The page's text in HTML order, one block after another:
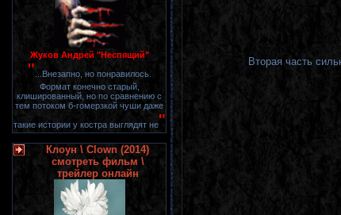
Жуков Андрей "Неспящий"
" ...Внезапно, но понравилось.
Формат конечно старый,
клишированный, но по сравнению с
тем потоком б-гомерзкой чуши даже
такие истории у костра выглядят не"
Клоун \ Clown (2014)
смотреть фильм \
трейлер онлайн
Вторая часть